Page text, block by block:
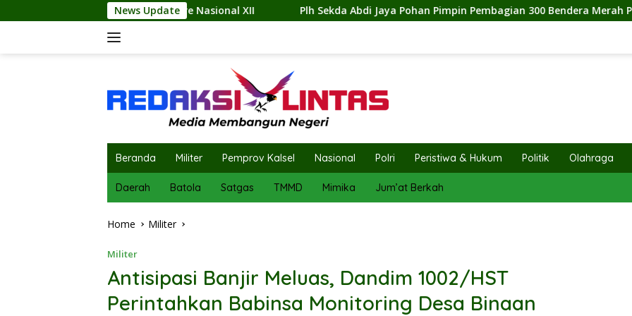
to
News Update
Plh Sekda Abdi Jaya Pohan Pimpin Pembagian 300 Bendera Merah Putih, Pemkab Labuhanbatu
Beranda Militer Pemprov Kalsel Nasional Polri Peristiwa & Hukum Politik Olahraga
Daerah Batola Satgas TMMD Mimika Jum’at Berkah
Home Militer
Militer
Antisipasi Banjir Meluas, Dandim 1002/HST
Perintahkan Babinsa Monitoring Desa Binaan